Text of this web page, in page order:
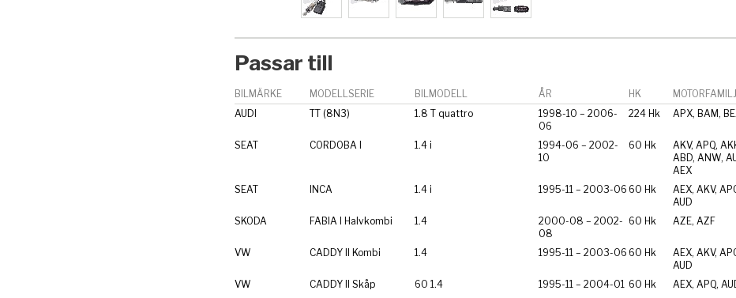
Passar till
BILMÄRKE MODELLSERIE BILMODELL ÅR HK MOTORFAMILJ
AUDI
TT (8N3) 1.8 T quattro
1998-10 – 2006-
06
224 Hk APX, BAM,
SEAT CORDOBA I 1.4 i
1994-06 – 2002-
10
60 Hk
AKV, APQ,
ABD, ANW,
AEX
SEAT INCA 1.4 i 1995-11 – 2003-06 60 Hk
AEX, AKV,
AUD
SKODA FABIA I Halvkombi 1.4
2000-08 – 2002-
08
60 Hk AZE, AZF
VW
CADDY II Kombi 1.4 1995-11 – 2003-06 60 Hk
AEX, AKV,
AUD
VW CADDY II Skåp 60 1.4 1995-11 – 2004-01 60 Hk AEX, APQ,